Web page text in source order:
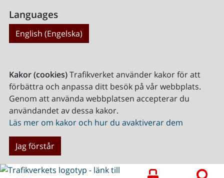
Languages
English (Engelska)
Kakor (cookies)Trafikverket använder kakor för att
förbättra och anpassa ditt besök på vår webbplats.
Genom att använda webbplatsen accepterar du
användandet av dessa kakor.
Läs mer om kakor och hur du avaktiverar dem
Jag förstår